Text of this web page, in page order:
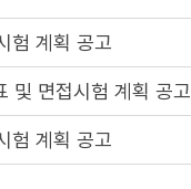
험 계획 공고
및 면접시험 계획 공고
험 계획 공고